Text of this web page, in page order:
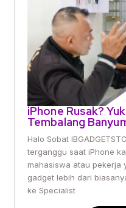
iPhone Rusak?
Tembalang
Halo Sobat
terganggu saat iPhone
mahasiswa atau pekerja
gadget lebih dari
ke Specialist